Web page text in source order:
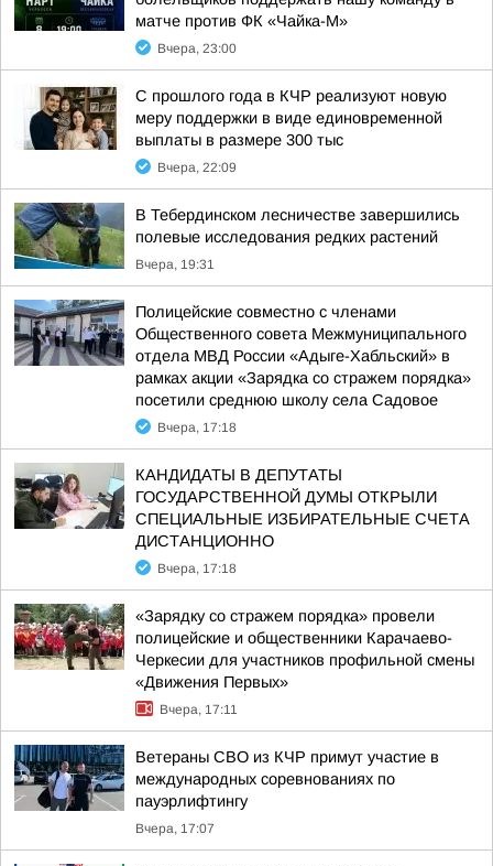
матче против ФК «Чайка-М»
Вчера, 23:00
С прошлого года в КЧР реализуют новую
меру поддержки в виде единовременной
выплаты в размере 300 тыс
Вчера, 22:09
В Тебердинском лесничестве завершились
полевые исследования редких растений
Вчера, 19:31
Полицейские совместно с членами
Общественного совета Межмуниципального
отдела МВД России «Адыге-Хабльский» в
рамках акции «Зарядка со стражем порядка»
посетили среднюю школу села Садовое
Вчера, 17:18
КАНДИДАТЫ В ДЕПУТАТЫ
ГОСУДАРСТВЕННОЙ ДУМЫ ОТКРЫЛИ
СПЕЦИАЛЬНЫЕ ИЗБИРАТЕЛЬНЫЕ СЧЕТА
ДИСТАНЦИОННО
Вчера, 17:18
«Зарядку со стражем порядка» провели
полицейские и общественники Карачаево-
Черкесии для участников профильной смены
«Движения Первых»
Вчера, 17:11
Ветераны СВО из КЧР примут участие в
международных соревнованиях по
пауэрлифтингу
Вчера, 17:07